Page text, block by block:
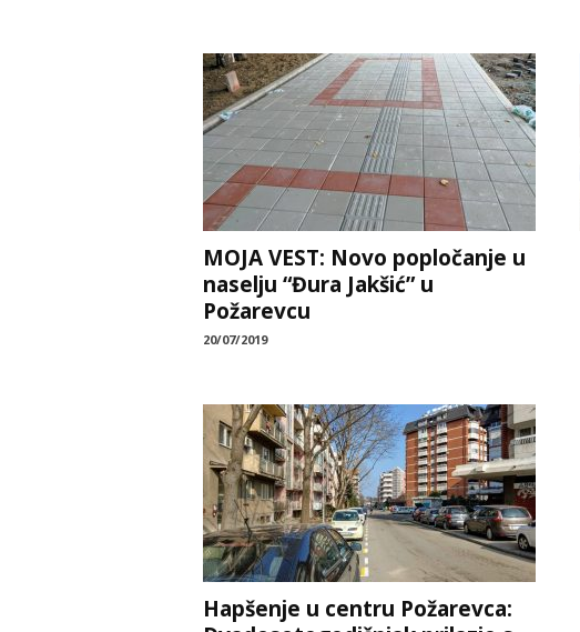
MOJA VEST: Novo popločanje u
naselju “Đura Jakšić” u
Požarevcu
20/07/2019
Hapšenje u centru Požarevca: